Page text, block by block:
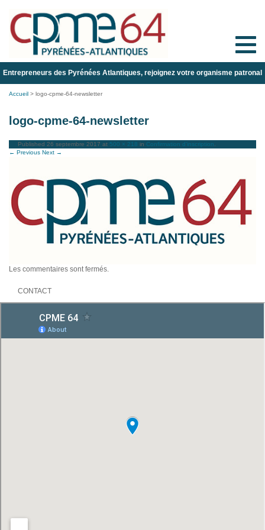
Toggle
Entrepreneurs des Pyrénées Atlantiques, rejoignez votre organisme patronal
Accueil > logo-cpme-64-newsletter
logo-cpme-64-newsletter
Published 26 septembre 2017 at 500 × 218 in Confirmation d’inscription
← Previous Next →
Les commentaires sont fermés.
CONTACT